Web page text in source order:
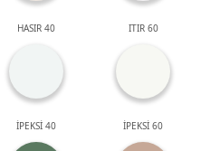
HASIR 40 ITIR 60
İPEKSİ 40 İPEKSİ 60